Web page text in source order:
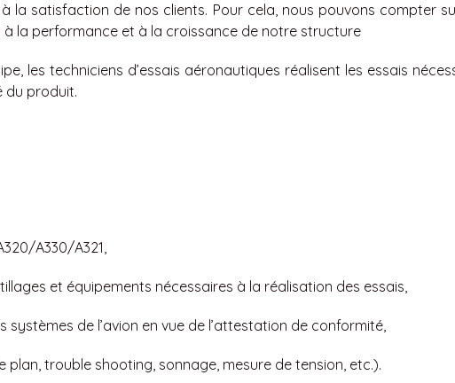
la satisfaction de nos clients. Pour cela, nous pouvons compter
la performance et à la croissance de notre structure
les techniciens d’essais aéronautiques réalisent les essais
du produit.
A330/A321,
et équipements nécessaires à la réalisation des essais,
systèmes de l’avion en vue de l’attestation de conformité,
plan, trouble shooting, sonnage, mesure de tension, etc.).